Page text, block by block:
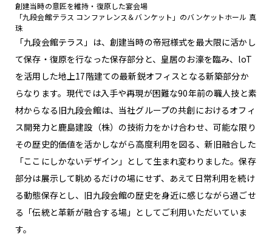
創建当時の意匠を維持・復原した宴会場
「九段会館テラス コンファレンス＆バンケット」のバンケットホール 真
珠
「九段会館テラス」は、創建当時の帝冠様式を最大限に活かし
て保存・復原を行なった保存部分と、皇居のお濠を臨み、loT
を活用した地上17階建ての最新鋭オフィスとなる新築部分か
らなります。現代では入手や再現が困難な90年前の職人技と素
材からなる旧九段会館は、当社グループの共創におけるオフィ
ス開発力と鹿島建設（株）の技術力をかけ合わせ、可能な限り
その歴史的価値を活かしながら高度利用を図る、新旧融合した
「ここにしかないデザイン」として生まれ変わりました。保存
部分は展示して眺めるだけの場にせず、あえて日常利用を続け
る動態保存とし、旧九段会館の歴史を身近に感じながら過ごせ
る「伝統と革新が融合する場」としてご利用いただいていま
す。